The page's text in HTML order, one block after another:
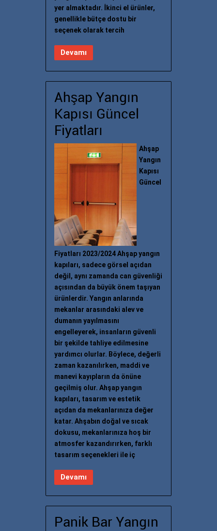
yer almaktadır. İkinci el ürünler,
genellikle bütçe dostu bir
seçenek olarak tercih
Devamı
Ahşap Yangın
Kapısı Güncel
Fiyatları
Ahşap
Yangın
Kapısı
Güncel
Fiyatları 2023/2024 Ahşap yangın
kapıları, sadece görsel açıdan
değil, aynı zamanda can güvenliği
açısından da büyük önem taşıyan
ürünlerdir. Yangın anlarında
mekanlar arasındaki alev ve
dumanın yayılmasını
engelleyerek, insanların güvenli
bir şekilde tahliye edilmesine
yardımcı olurlar. Böylece, değerli
zaman kazanılırken, maddi ve
manevi kayıpların da önüne
geçilmiş olur. Ahşap yangın
kapıları, tasarım ve estetik
açıdan da mekanlarınıza değer
katar. Ahşabın doğal ve sıcak
dokusu, mekanlarınıza hoş bir
atmosfer kazandırırken, farklı
tasarım seçenekleri ile iç
Devamı
Panik Bar Yangın